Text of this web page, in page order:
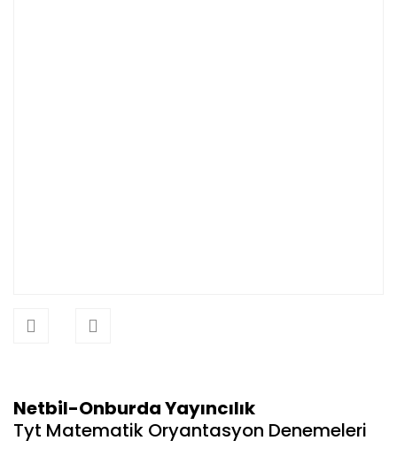
Netbil-Onburda Yayıncılık
Tyt Matematik Oryantasyon Denemeleri